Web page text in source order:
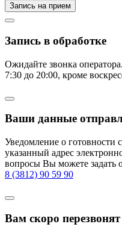
Запись на прием
Запись в обработке
Ожидайте звонка
7:30 до 20:00, кроме
Ваши данные
Уведомление о готовности
указанный адрес
вопросы Вы можете задать
8 (3812) 90 59 90
Вам скоро перезвонят